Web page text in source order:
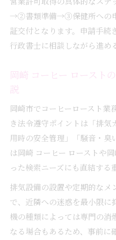
→②書類準備→③保健所へ
証交付となります。申請手続
行政書士に相談しながら進め
岡崎 コーヒー ロースト
説
岡崎市でコーヒーロースト業
き法令遵守ポイントは「排
用時の安全管理」「騒音・臭
は岡崎 コーヒー ローストや
った検索ニーズにも直結する
排気設備の設置や定期的なメ
で、近隣への迷惑を最小限に
機の種類によっては専門の消
なる場合もあるため、事前に